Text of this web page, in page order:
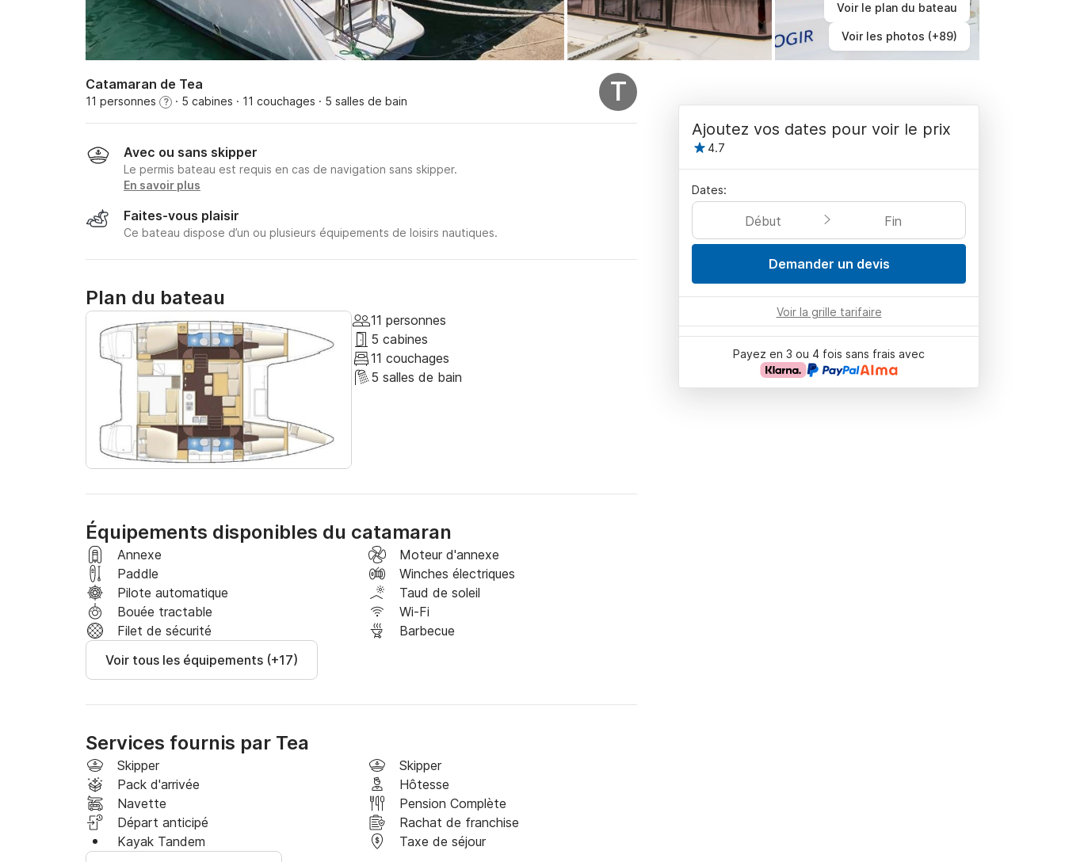
Voir le plan du bateau
Voir les photos (+89)
Catamaran de Tea
11 personnes ? · 5 cabines · 11 couchages · 5 salles de bain T
Avec ou sans skipper
Le permis bateau est requis en cas de navigation sans skipper.
En savoir plus
Faites-vous plaisir
Ce bateau dispose d’un ou plusieurs équipements de loisirs nautiques.
Plan du bateau
11 personnes
5 cabines
11 couchages
5 salles de bain
Équipements disponibles du catamaran
Annexe
Moteur d'annexe
Paddle
Winches électriques
Pilote automatique
Taud de soleil
Bouée tractable
Wi-Fi
Filet de sécurité
Barbecue
Voir tous les équipements (+17)
Services fournis par Tea
Skipper
Skipper
Pack d'arrivée
Hôtesse
Navette
Pension Complète
Départ anticipé
Rachat de franchise
Kayak Tandem
Taxe de séjour
Ajoutez vos dates pour voir le prix
4.7
Dates:
Début Fin
Demander un devis
Voir la grille tarifaire
Payez en 3 ou 4 fois sans frais avec